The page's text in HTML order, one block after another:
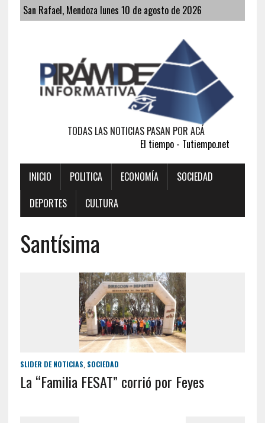
San Rafael, Mendoza lunes 10 de agosto de 2026
TODAS LAS NOTICIAS PASAN POR ACÁ
El tiempo - Tutiempo.net
INICIO POLITICA ECONOMÍA
SOCIEDAD
DEPORTES
CULTURA
Santísima
SLIDER DE NOTICIAS SOCIEDAD
La “Familia FESAT” corrió por Feyes